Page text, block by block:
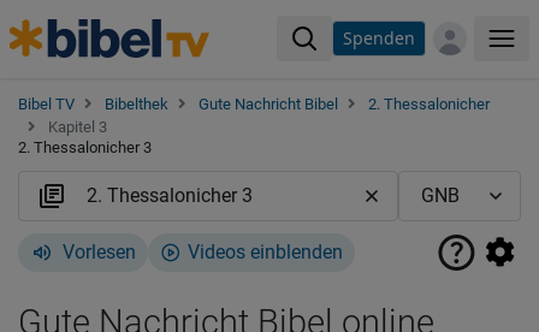
Spenden
Bibel TV Bibelthek Gute Nachricht Bibel
2. Thessalonicher
Kapitel 3
2. Thessalonicher 3
Vorlesen Videos einblenden
Gute Nachricht Bibel online